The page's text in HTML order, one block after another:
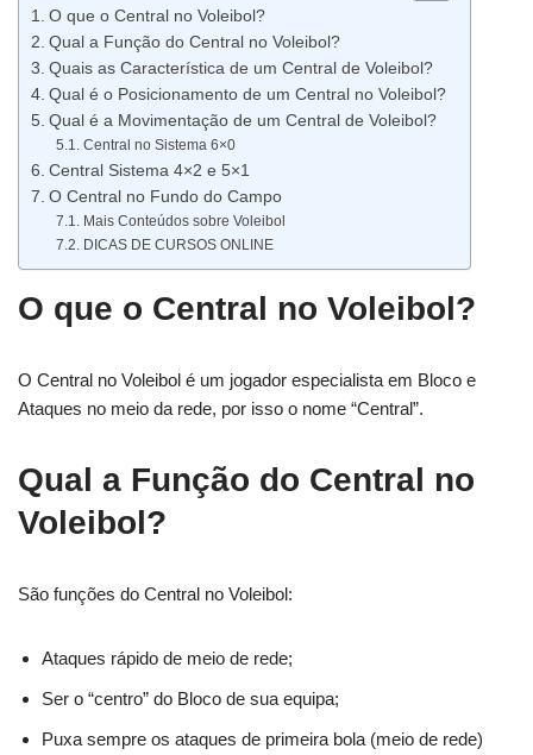
O que o Central no Voleibol?
Qual a Função do Central no Voleibol?
Quais as Característica de um Central de Voleibol?
Qual é o Posicionamento de um Central no Voleibol?
Qual é a Movimentação de um Central de Voleibol?
Central no Sistema 6×0
Central Sistema 4×2 e 5×1
O Central no Fundo do Campo
Mais Conteúdos sobre Voleibol
DICAS DE CURSOS ONLINE
O que o Central no Voleibol?
O Central no Voleibol é um jogador especialista em Bloco e
Ataques no meio da rede, por isso o nome “Central”.
Qual a Função do Central no
Voleibol?
São funções do Central no Voleibol:
Ataques rápido de meio de rede;
Ser o “centro” do Bloco de sua equipa;
Puxa sempre os ataques de primeira bola (meio de rede)